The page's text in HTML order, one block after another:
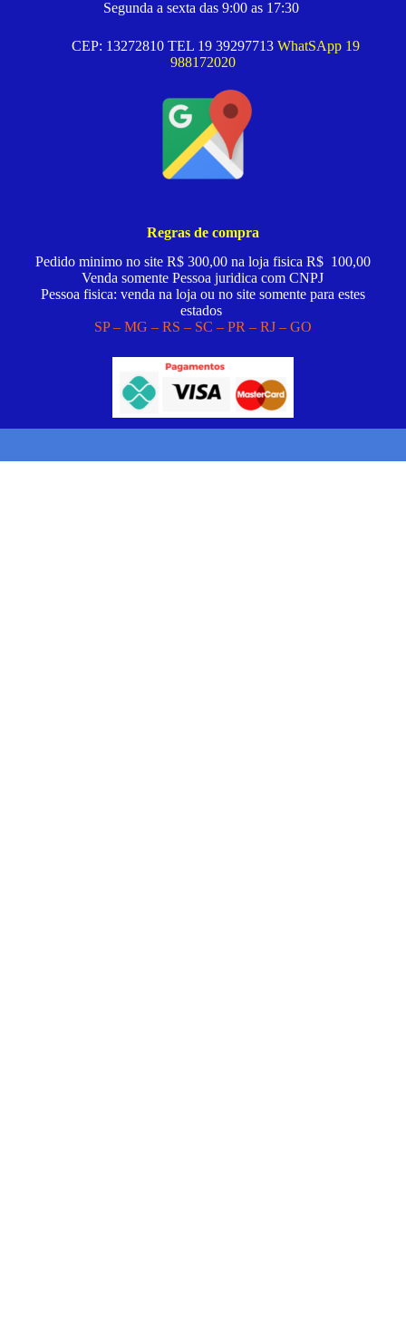
Segunda a sexta das 9:00 as 17:30
CEP: 13272810 TEL 19 39297713 WhatSApp 19
988172020
Regras de compra
Pedido minimo no site R$ 300,00 na loja fisica R$ 100,00
Venda somente Pessoa juridica com CNPJ
Pessoa fisica: venda na loja ou no site somente para estes
estados
SP – MG – RS – SC – PR – RJ – GO